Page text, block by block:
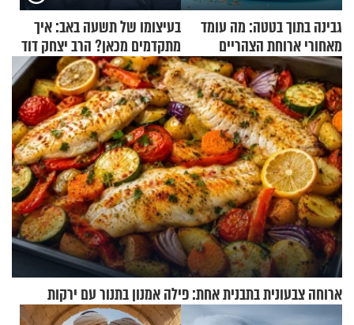
גבינה בתוך בטטה: מה עומד
מאחורי ארוחת הצהריים
שכבשה את הרשת?
בעיצומו של תשעה באב: איך
מתקדמים מכאן? הרב יצחק דוד
גרוסמן בשיחה מיוחדת
ארוחה צבעונית בתבנית אחת: פילה אמנון בתנור עם ירקות